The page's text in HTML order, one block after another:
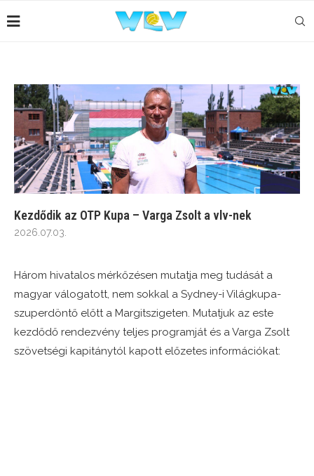
Kezdődik az OTP Kupa – Varga Zsolt a vlv-nek
2026.07.03.
Három hivatalos mérkőzésen mutatja meg tudását a
magyar válogatott, nem sokkal a Sydney-i Világkupa-
szuperdöntő előtt a Margitszigeten. Mutatjuk az este
kezdődő rendezvény teljes programját és a Varga Zsolt
szövetségi kapitánytól kapott előzetes információkat: